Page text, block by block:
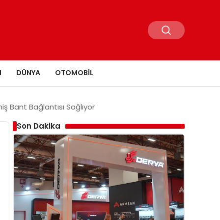
DÜNYA OTOMOBIL
Bant Bağlantısı Sağlıyor
Son Dakika